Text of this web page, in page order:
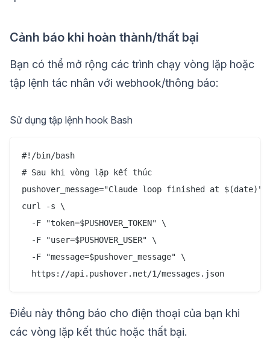
Cảnh báo khi hoàn thành/thất bại
Bạn có thể mở rộng các trình chạy vòng lặp hoặc
tập lệnh tác nhân với webhook/thông báo:
Sử dụng tập lệnh hook Bash
#!/bin/bash
# Sau khi vòng lặp kết thúc
pushover_message="Claude loop finished at $(date)"
curl -s \
  -F "token=$PUSHOVER_TOKEN" \
  -F "user=$PUSHOVER_USER" \
  -F "message=$pushover_message" \
Điều này thông báo cho điện thoại của bạn khi
các vòng lặp kết thúc hoặc thất bại.